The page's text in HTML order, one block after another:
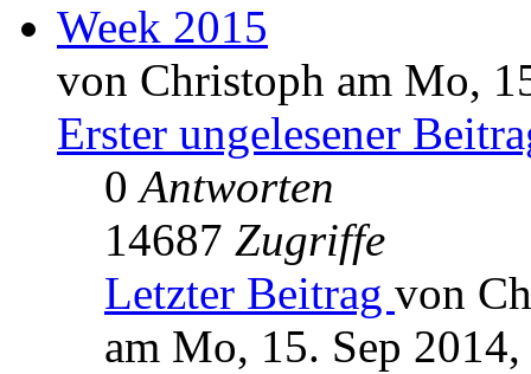
Week 2015
von Christoph am Mo,
Erster ungelesener
0Antworten
14687 Zugriffe
Letzter Beitrag von
am Mo, 15. Sep